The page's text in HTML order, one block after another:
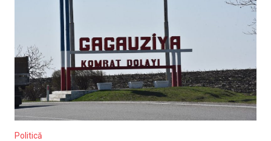
Politică